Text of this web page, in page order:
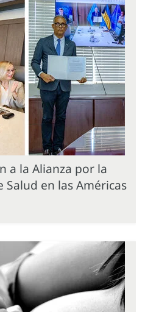
a la Alianza por la
en las Américas